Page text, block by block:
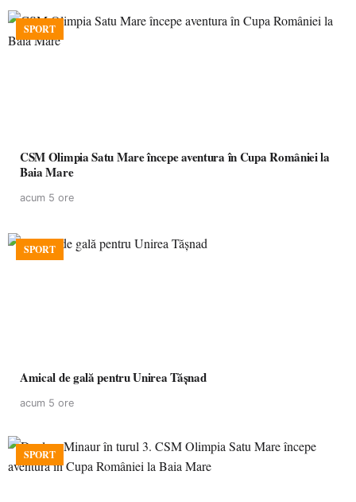
SPORT
CSM Olimpia Satu Mare începe aventura în Cupa României la
Baia Mare
acum 5 ore
SPORT
Amical de gală pentru Unirea Tășnad
acum 5 ore
SPORT